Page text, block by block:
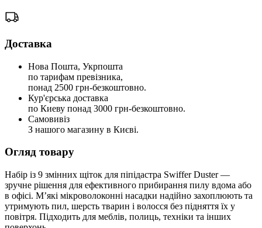
Доставка
Нова Пошта, Укрпошта
по тарифам превізника,
понад 2500 грн-безкоштовно.
Кур'єрська доставка
по Киеву понад 3000 грн-безкоштовно.
Самовивіз
З нашого магазину в Києві.
Огляд товару
Набір із 9 змінних щіток для піпідастра Swiffer Duster —
зручне рішення для ефективного прибирання пилу вдома або
в офісі. М’які мікроволоконні насадки надійно захоплюють та
утримують пил, шерсть тварин і волосся без підняття їх у
повітря. Підходить для меблів, полиць, техніки та інших